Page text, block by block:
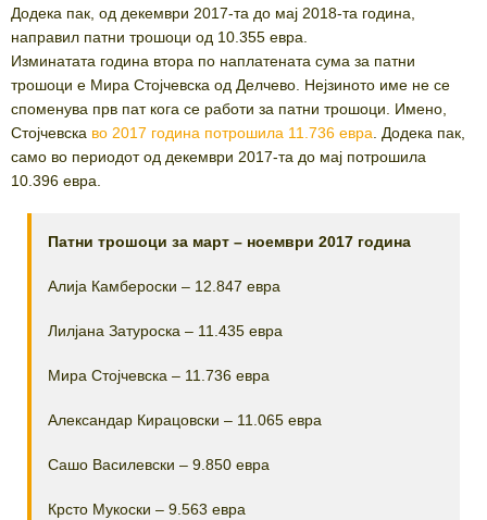
Додека пак, од декември 2017-та до мај 2018-та година,
направил патни трошоци од 10.355 евра.
Изминатата година втора по наплатената сума за патни
трошоци е Мира Стојчевска од Делчево. Нејзиното име не се
споменува прв пат кога се работи за патни трошоци. Имено,
Стојчевска во 2017 година потрошила 11.736 евра. Додека пак,
само во периодот од декември 2017-та до мај потрошила
10.396 евра.
Патни трошоци за март – ноември 2017 година
Алија Камбероски – 12.847 евра
Лилјана Затуроска – 11.435 евра
Мира Стојчевска – 11.736 евра
Александар Кирацовски – 11.065 евра
Сашо Василевски – 9.850 евра
Крсто Мукоски – 9.563 евра